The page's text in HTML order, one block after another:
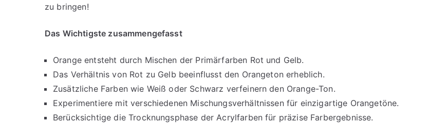
zu bringen!
Das Wichtigste zusammengefasst
Orange entsteht durch Mischen der Primärfarben Rot und Gelb.
Das Verhältnis von Rot zu Gelb beeinflusst den Orangeton erheblich.
Zusätzliche Farben wie Weiß oder Schwarz verfeinern den Orange-Ton.
Experimentiere mit verschiedenen Mischungsverhältnissen für einzigartige Orangetöne.
Berücksichtige die Trocknungsphase der Acrylfarben für präzise Farbergebnisse.